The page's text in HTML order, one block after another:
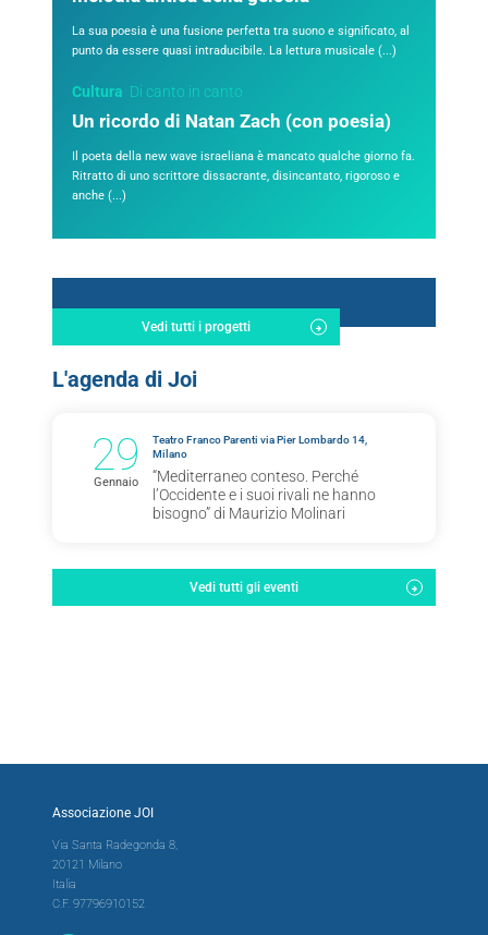
La sua poesia è una fusione perfetta tra suono e significato, al
punto da essere quasi intraducibile. La lettura musicale (...)
Cultura Di canto in canto
Un ricordo di Natan Zach (con poesia)
Il poeta della new wave israeliana è mancato qualche giorno fa.
Ritratto di uno scrittore dissacrante, disincantato, rigoroso e
anche (...)
Vedi tutti i progetti
L'agenda di Joi
29
Gennaio
Teatro Franco Parenti via Pier Lombardo 14,
Milano
“Mediterraneo conteso. Perché
l’Occidente e i suoi rivali ne hanno
bisogno” di Maurizio Molinari
Vedi tutti gli eventi
Associazione JOI
Via Santa Radegonda 8,
20121 Milano
Italia
C.F. 97796910152